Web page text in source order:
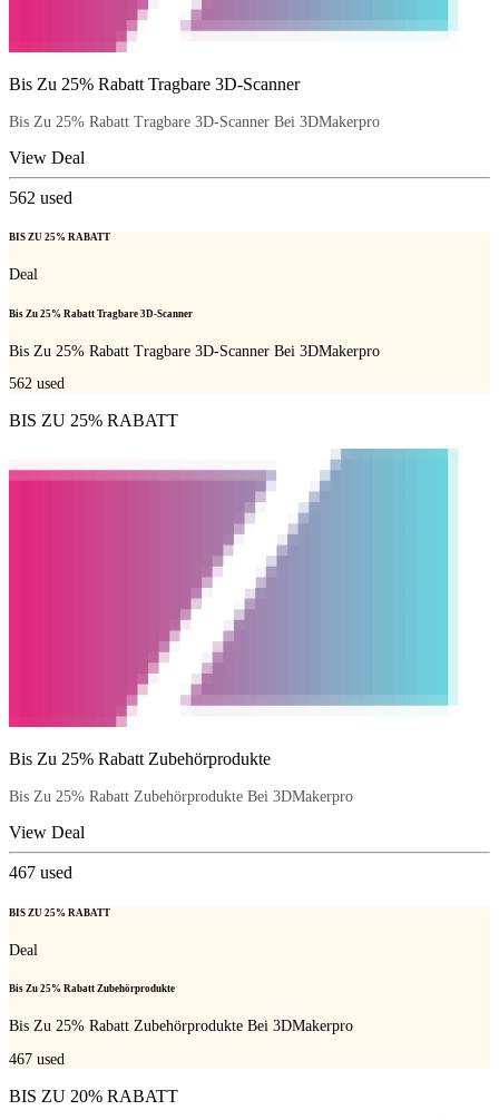
Bis Zu 25% Rabatt Tragbare 3D-Scanner
Bis Zu 25% Rabatt Tragbare 3D-Scanner Bei 3DMakerpro
View Deal
562 used
BIS ZU 25% RABATT
Deal
Bis Zu 25% Rabatt Tragbare 3D-Scanner
Bis Zu 25% Rabatt Tragbare 3D-Scanner Bei 3DMakerpro
562 used
BIS ZU 25% RABATT
Bis Zu 25% Rabatt Zubehörprodukte
Bis Zu 25% Rabatt Zubehörprodukte Bei 3DMakerpro
View Deal
467 used
BIS ZU 25% RABATT
Deal
Bis Zu 25% Rabatt Zubehörprodukte
Bis Zu 25% Rabatt Zubehörprodukte Bei 3DMakerpro
467 used
BIS ZU 20% RABATT